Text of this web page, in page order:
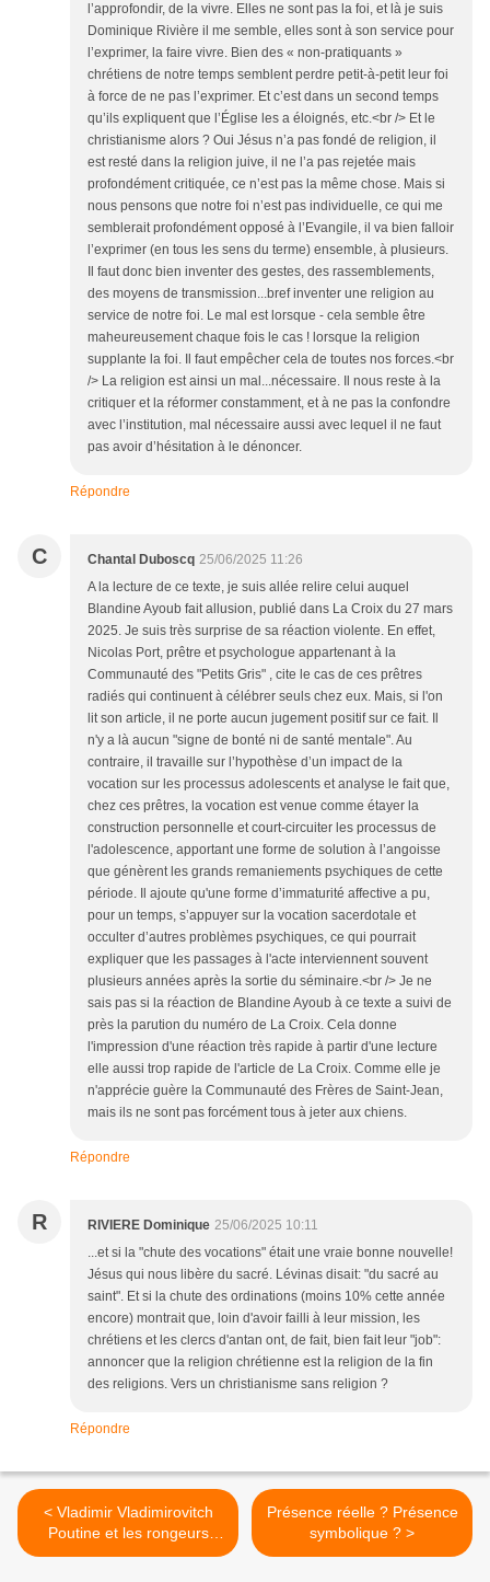
l’approfondir, de la vivre. Elles ne sont pas la foi, et là je suis
Dominique Rivière il me semble, elles sont à son service pour
l’exprimer, la faire vivre. Bien des « non-pratiquants »
chrétiens de notre temps semblent perdre petit-à-petit leur foi
à force de ne pas l’exprimer. Et c’est dans un second temps
qu’ils expliquent que l’Église les a éloignés, etc.<br /> Et le
christianisme alors ? Oui Jésus n’a pas fondé de religion, il
est resté dans la religion juive, il ne l’a pas rejetée mais
profondément critiquée, ce n’est pas la même chose. Mais si
nous pensons que notre foi n’est pas individuelle, ce qui me
semblerait profondément opposé à l’Evangile, il va bien falloir
l’exprimer (en tous les sens du terme) ensemble, à plusieurs.
Il faut donc bien inventer des gestes, des rassemblements,
des moyens de transmission...bref inventer une religion au
service de notre foi. Le mal est lorsque - cela semble être
maheureusement chaque fois le cas ! lorsque la religion
supplante la foi. Il faut empêcher cela de toutes nos forces.<br
/> La religion est ainsi un mal...nécessaire. Il nous reste à la
critiquer et la réformer constamment, et à ne pas la confondre
avec l’institution, mal nécessaire aussi avec lequel il ne faut
pas avoir d’hésitation à le dénoncer.
Répondre
C Chantal Duboscq 25/06/2025 11:26
A la lecture de ce texte, je suis allée relire celui auquel
Blandine Ayoub fait allusion, publié dans La Croix du 27 mars
2025. Je suis très surprise de sa réaction violente. En effet,
Nicolas Port, prêtre et psychologue appartenant à la
Communauté des "Petits Gris" , cite le cas de ces prêtres
radiés qui continuent à célébrer seuls chez eux. Mais, si l'on
lit son article, il ne porte aucun jugement positif sur ce fait. Il
n'y a là aucun "signe de bonté ni de santé mentale". Au
contraire, il travaille sur l’hypothèse d’un impact de la
vocation sur les processus adolescents et analyse le fait que,
chez ces prêtres, la vocation est venue comme étayer la
construction personnelle et court-circuiter les processus de
l'adolescence, apportant une forme de solution à l’angoisse
que génèrent les grands remaniements psychiques de cette
période. Il ajoute qu'une forme d’immaturité affective a pu,
pour un temps, s’appuyer sur la ­vocation sacerdotale et
occulter d’autres problèmes psychiques, ce qui pourrait
expliquer que les passages à l'acte interviennent souvent
plusieurs années après la sortie du séminaire.<br /> Je ne
sais pas si la réaction de Blandine Ayoub à ce texte a suivi de
près la parution du numéro de La Croix. Cela donne
l'impression d'une réaction très rapide à partir d'une lecture
elle aussi trop rapide de l'article de La Croix. Comme elle je
n'apprécie guère la Communauté des Frères de Saint-Jean,
mais ils ne sont pas forcément tous à jeter aux chiens.
Répondre
R RIVIERE Dominique 25/06/2025 10:11
...et si la "chute des vocations" était une vraie bonne nouvelle!
Jésus qui nous libère du sacré. Lévinas disait: "du sacré au
saint". Et si la chute des ordinations (moins 10% cette année
encore) montrait que, loin d'avoir failli à leur mission, les
chrétiens et les clercs d'antan ont, de fait, bien fait leur "job":
annoncer que la religion chrétienne est la religion de la fin
des religions. Vers un christianisme sans religion ?
Répondre
< Vladimir Vladimirovitch
Poutine et les rongeurs
sauvages
Présence réelle ? Présence
symbolique ? >